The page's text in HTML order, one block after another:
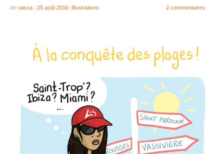
de raissa | 25 août 2016 |Illustrations 2 commentaires